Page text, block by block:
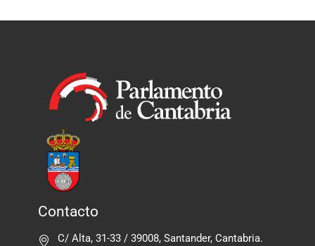
Contacto
C/ Alta, 31-33 / 39008, Santander, Cantabria.